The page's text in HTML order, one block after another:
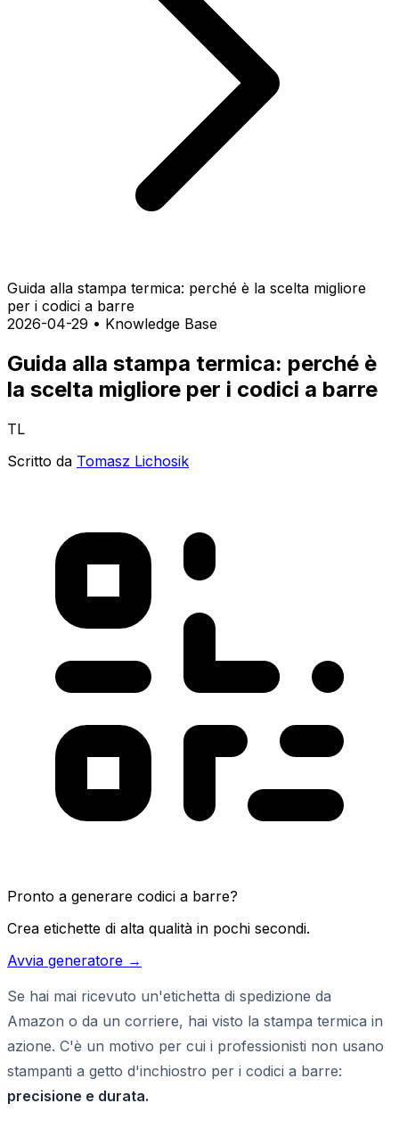
Guida alla stampa termica: perché è la scelta migliore
per i codici a barre
2026-04-29 • Knowledge Base
Guida alla stampa termica: perché è
la scelta migliore per i codici a barre
TL
Scritto da Tomasz Lichosik
Pronto a generare codici a barre?
Crea etichette di alta qualità in pochi secondi.
Avvia generatore →
Se hai mai ricevuto un'etichetta di spedizione da
Amazon o da un corriere, hai visto la stampa termica in
azione. C'è un motivo per cui i professionisti non usano
stampanti a getto d'inchiostro per i codici a barre:
precisione e durata.